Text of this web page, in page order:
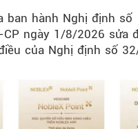
ban hành Nghị định số
ngày 1/8/2026 sửa
của Nghị định số